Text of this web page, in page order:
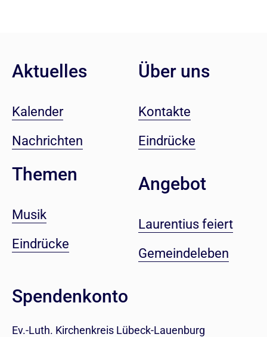
Aktuelles
Kalender
Nachrichten
Themen
Musik
Eindrücke
Über uns
Kontakte
Eindrücke
Angebot
Laurentius feiert
Gemeindeleben
Spendenkonto
Ev.-Luth. Kirchenkreis Lübeck-Lauenburg